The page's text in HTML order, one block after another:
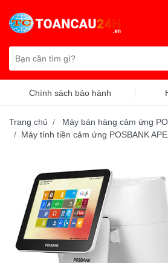
Hình thức thanh toán
Trang chủ
Máy bán hàng cảm ứng
Máy tính tiền cảm ứng POSBANK